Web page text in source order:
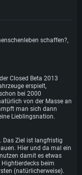
schaffen?,
Closed Beta 2013
erspielt,
bei 2000
von der Masse an
man sich dann
Lieblingsnation.
Das Ziel ist langfristig
Hier und da mal ein
damit es etwas
beim
(natürlicherweise).